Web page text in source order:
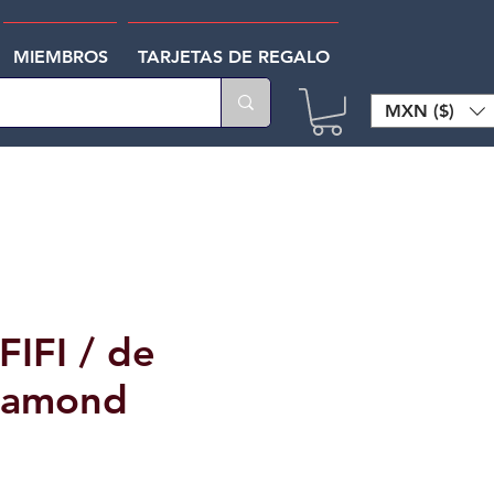
MIEMBROS TARJETAS DE REGALO
MXN ($)
/ de